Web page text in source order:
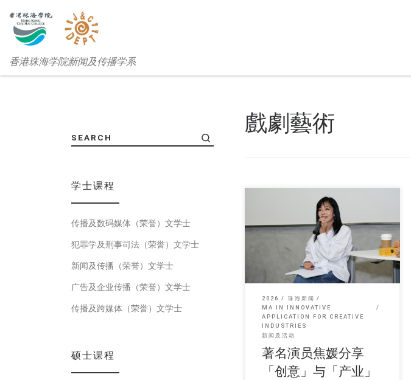
香港珠海学院新闻及传播学系
戲劇藝術
香港珠海学院于 20 […]
2026
珠海新闻
MA IN INNOVATIVE
APPLICATION FOR CREATIVE
INDUSTRIES
新闻及活动
著名演员焦媛分享
「创意」与「产业」
SEARCH
学士课程
传播及数码媒体（荣誉）文学士
犯罪学及刑事司法（荣誉）文学士
新闻及传播（荣誉）文学士
广告及企业传播（荣誉）文学士
传播及跨媒体（荣誉）文学士
硕士课程